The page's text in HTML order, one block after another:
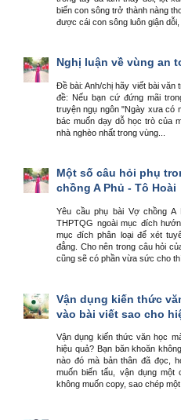
biến con sông trở thành nàng
được cái con sông luôn giận dỗi,
Nghị luận về vùng an
Đề bài: Anh/chị hãy viết bài văn
đề: Nếu bạn cứ đứng mãi
truyện ngụ ngôn "Ngày xưa có
bác muốn dạy dỗ học trò của
nhà nghèo nhất trong vùng...
Một số câu hỏi phụ
chồng A Phủ - Tô Hoài
Yêu cầu phụ bài Vợ chồng
THPTQG ngoài mục đích
mục đích phân loại để xét
đẳng. Cho nên trong câu hỏi
cũng sẽ có phần vừa sức cho thí
Vận dụng kiến thức
vào bài viết sao cho
Vận dụng kiến thức văn học
hiệu quả? Bạn băn khoăn
nào đó mà bản thân đã đọc,
muốn biến tấu, vận dụng
không muốn copy, sao chép một